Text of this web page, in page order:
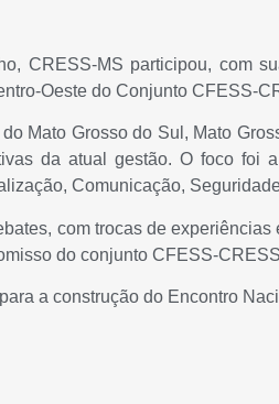
CRESS-MS participou, com
Oeste do Conjunto CFESS-
Mato Grosso do Sul, Mato
da atual gestão. O foco foi
Comunicação,
com trocas de
do conjunto CFESS-
a construção do Encontro